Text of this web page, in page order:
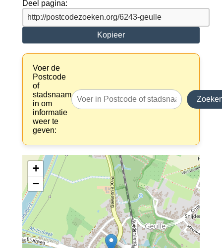
Deel pagina:
Kopieer
Voer de
Postcode
of
stadsnaam
in om
informatie
weer te
geven:
+
−